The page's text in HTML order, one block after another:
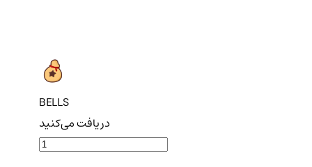
BELLS
دریافت می‌کنید